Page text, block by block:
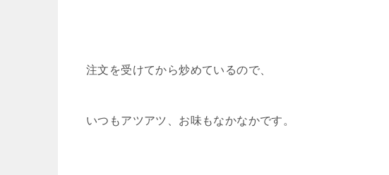
注文を受けてから炒めているので、
いつもアツアツ、お味もなかなかです。